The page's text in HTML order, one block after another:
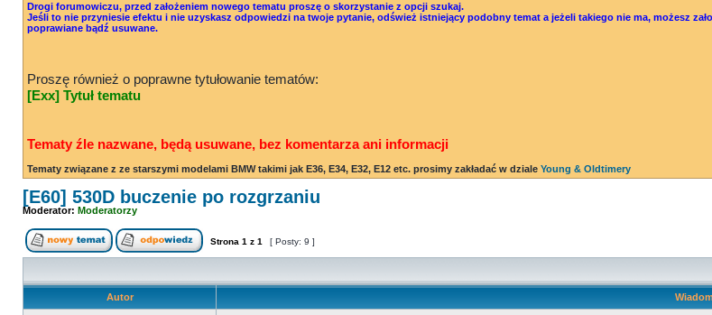
Drogi forumowiczu, przed założeniem nowego tematu proszę o skorzystanie z opcji szukaj.
Jeśli to nie przyniesie efektu i nie uzyskasz odpowiedzi na twoje pytanie, odśwież istniejący podobny temat a jeżeli takiego nie ma, możesz
poprawiane bądź usuwane.
Proszę również o poprawne tytułowanie tematów:
[Exx] Tytuł tematu
Tematy źle nazwane, będą usuwane, bez komentarza ani informacji
Tematy związane z ze starszymi modelami BMW takimi jak E36, E34, E32, E12 etc. prosimy zakładać w dziale Young & Oldtimery
[E60] 530D buczenie po rozgrzaniu
Moderator: Moderatorzy
Strona 1 z 1 [ Posty: 9 ]
Autor